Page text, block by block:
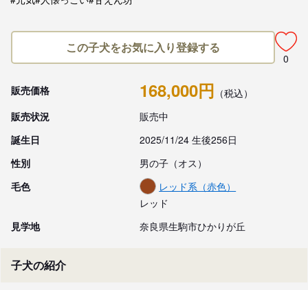
この子犬をお気に入り登録する
0
販売価格 168,000円 （税込）
販売状況
販売中
誕生日
2025/11/24 生後256日
性別
男の子（オス）
毛色
レッド系（赤色）
レッド
見学地
奈良県生駒市ひかりが丘
子犬の紹介